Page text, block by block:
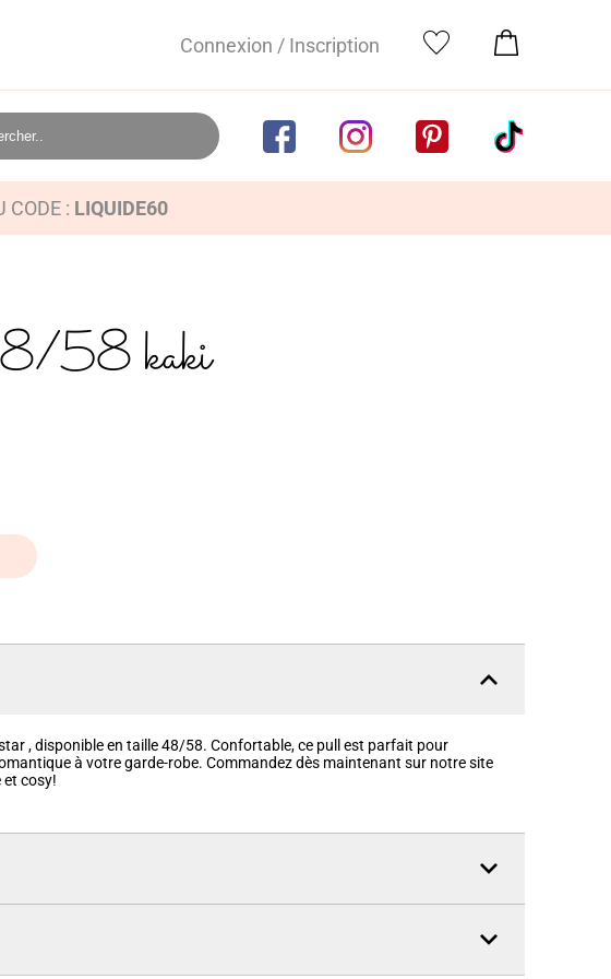
Connexion / Inscription
CODE : LIQUIDE60
58 kaki
, disponible en taille 48/58. Confortable, ce pull est parfait pour
à votre garde-robe. Commandez dès maintenant sur notre site
et cosy!